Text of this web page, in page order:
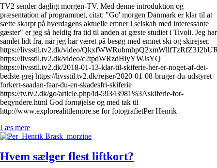
TV2 sender dagligt morgen-TV. Med denne introduktion og
præsentation af programmet, citat: "Go' morgen Danmark er klar til at
sætte skarpt på hverdagens aktuelle emner i selskab med interessante
gæster" er jeg så heldig fra tid til anden at gæste studiet i Tivoli. Jeg har
samlet lidt fra, når jeg har været på besøg med emnet ski og skirejser.
https://livsstil.tv2.dk/video/
https://livsstil.tv2.dk/video/c2tpdWRzdHlyYWJsYQ
https://livsstil.tv2.dk/2018-01-13-klar-til-skiferie-her-er-noget-af-det-
bedste-grej https://livsstil.tv2.dk/rejser/2020-01-08-bruger-du-udstyret-
forkert-saadan-faar-du-en-skadesfri-skiferie
https://tv.tv2.dk/go/article.php/id-59343981%3Askiferie-for-
begyndere.html God fornøjelse og med tak til
http://www.explorealittlemore.se for fotografietPer Henrik
Læs mere
Hvem sælger flest liftkort?